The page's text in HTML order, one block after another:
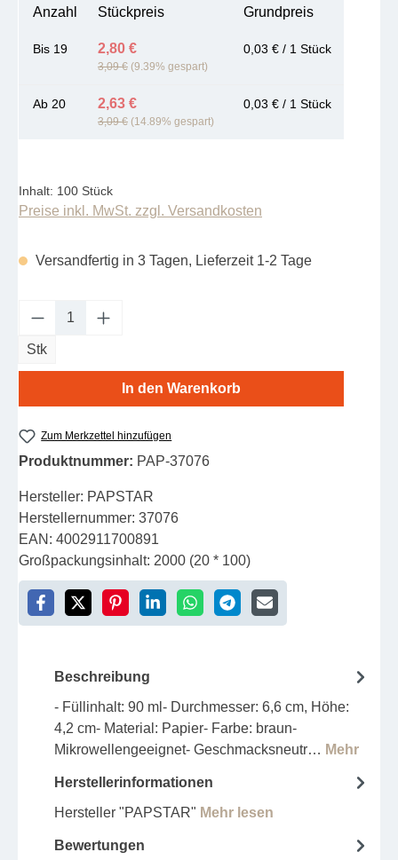
Anzahl Stückpreis Grundpreis
Bis 19 2,80 €
3,09 € (9.39% gespart)
0,03 € / 1 Stück
Ab 20 2,63 €
3,09 € (14.89% gespart)
0,03 € / 1 Stück
Inhalt: 100 Stück
Preise inkl. MwSt. zzgl. Versandkosten
Versandfertig in 3 Tagen, Lieferzeit 1-2 Tage
Produkt Anzahl: Gib den gewünschten
Stk
In den Warenkorb
Zum Merkzettel hinzufügen
Produktnummer: PAP-37076
Hersteller: PAPSTAR
Herstellernummer: 37076
EAN: 4002911700891
Großpackungsinhalt: 2000 (20 * 100)
Beschreibung
- Füllinhalt: 90 ml- Durchmesser: 6,6 cm, Höhe:
4,2 cm- Material: Papier- Farbe: braun-
Mikrowellengeeignet- Geschmacksneutr… Mehr
Herstellerinformationen
Hersteller "PAPSTAR" Mehr lesen
Bewertungen